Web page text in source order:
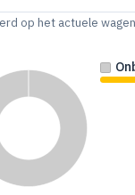
op het actuele